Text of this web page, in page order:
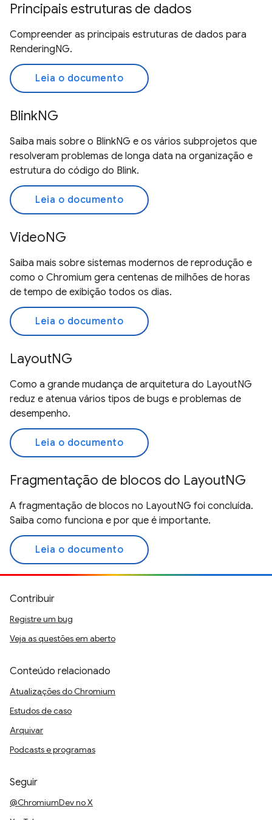
Principais estruturas de dados
Compreender as principais estruturas de dados para
RenderingNG.
Leia o documento
BlinkNG
Saiba mais sobre o BlinkNG e os vários subprojetos que
resolveram problemas de longa data na organização e
estrutura do código do Blink.
Leia o documento
VideoNG
Saiba mais sobre sistemas modernos de reprodução e
como o Chromium gera centenas de milhões de horas
de tempo de exibição todos os dias.
Leia o documento
LayoutNG
Como a grande mudança de arquitetura do LayoutNG
reduz e atenua vários tipos de bugs e problemas de
desempenho.
Leia o documento
Fragmentação de blocos do LayoutNG
A fragmentação de blocos no LayoutNG foi concluída.
Saiba como funciona e por que é importante.
Leia o documento
Contribuir
Registre um bug
Veja as questões em aberto
Conteúdo relacionado
Atualizações do Chromium
Estudos de caso
Arquivar
Podcasts e programas
Seguir
@ChromiumDev no X